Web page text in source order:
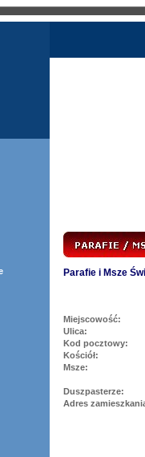
Parafie i Msze
Miejscowość:
Ulica:
Kod pocztowy:
Kościół:
Msze:
Duszpasterze:
Adres